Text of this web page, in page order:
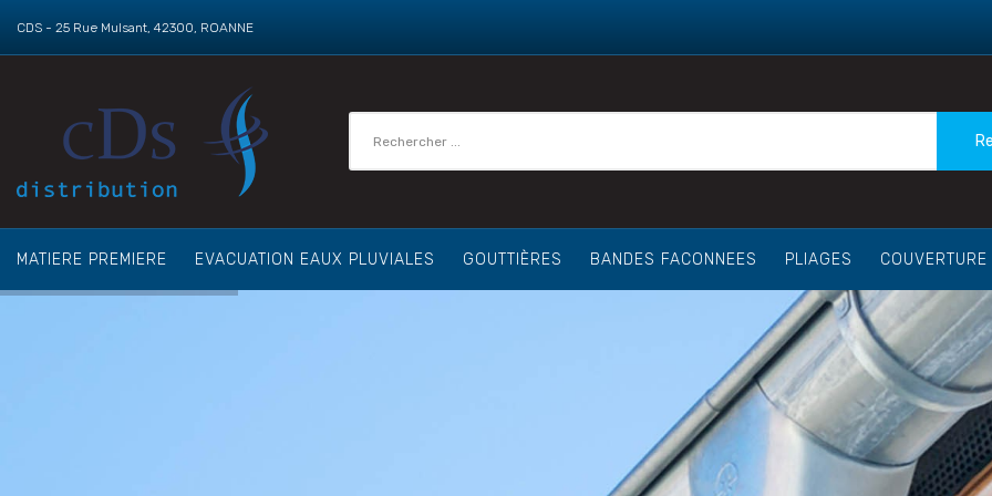
CDS - 25 Rue Mulsant, 42300, ROANNE
MATIERE PREMIERE EVACUATION EAUX PLUVIALES GOUTTIÈRES BANDES FACONNEES PLIAGES COUVERTURE